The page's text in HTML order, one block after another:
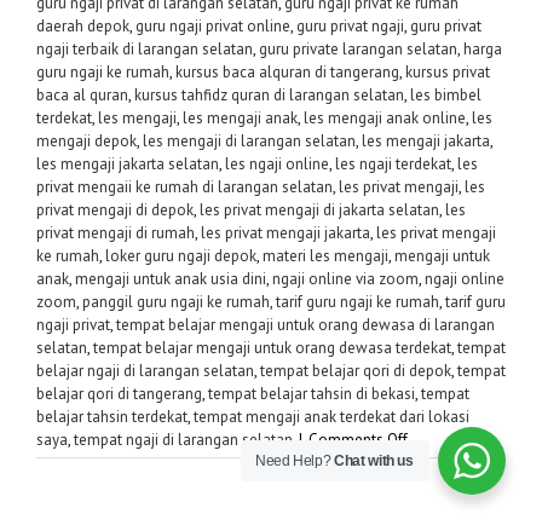
daerah depok, guru ngaji privat online, guru privat ngaji, guru privat
ngaji terbaik di larangan selatan, guru private larangan selatan,harga
guru ngaji ke rumah,kursus baca alquran di tangerang,kursus privat
baca al quran,kursus tahfidz quran di larangan selatan,les bimbel
terdekat,les mengaji,les mengaji anak,les mengaji anak online,les
mengaji depok,les mengaji di larangan selatan,les mengaji jakarta,
les mengaji jakarta selatan,les ngaji online,les ngaji terdekat,les
privat mengaii ke rumah di larangan selatan,les privat mengaji,les
privat mengaji di depok,les privat mengaji di jakarta selatan,les
privat mengaji di rumah,les privat mengaji jakarta,les privat mengaji
ke rumah,loker guru ngaji depok,materi les mengaji,mengaji untuk
anak,mengaji untuk anak usia dini,ngaji online via zoom,ngaji online
zoom,panggil guru ngaji ke rumah,tarif guru ngaji ke rumah,tarif guru
ngaji privat,tempat belajar mengaji untuk orang dewasa di larangan
selatan,tempat belajar mengaji untuk orang dewasa terdekat,tempat
belajar ngaji di larangan selatan,tempat belajar qori di depok,tempat
belajar qori di tangerang,tempat belajar tahsin di bekasi,tempat
belajar tahsin terdekat,tempat mengaji anak terdekat dari lokasi
saya,tempat ngaji di larangan selatan | Comments Offon
Need Help?Chat with us